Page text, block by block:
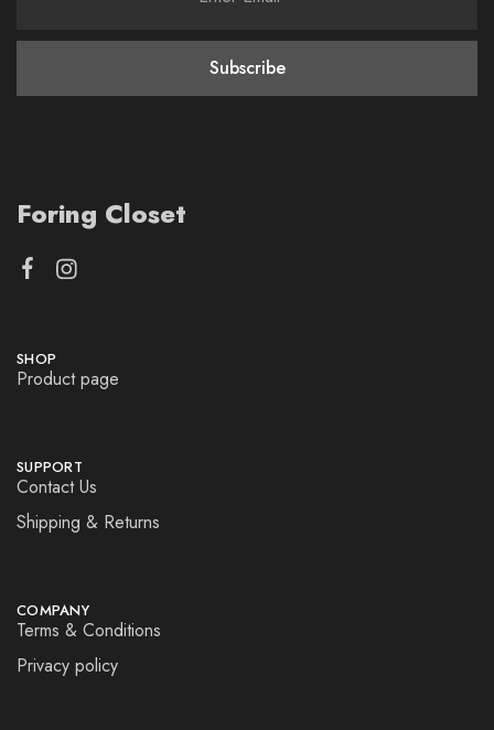
Foring Closet
SHOP
Product page
SUPPORT
Contact Us
Shipping & Returns
COMPANY
Terms & Conditions
Privacy policy